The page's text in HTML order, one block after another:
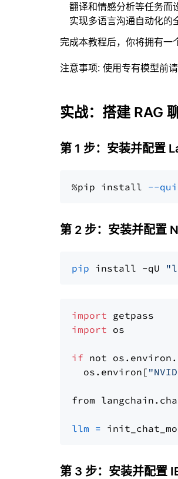
翻译和情感分析等任务而
实现多语言沟通自动化的
完成本教程后，你将拥有一
注意事项: 使用专有模型前
实战：搭建 RAG
第 1 步：安装并配置
%pip install --
第 2 步：安装并配置
pip install -qU
import
import os
if not
  os.environ[
from
llm =
第 3 步：安装并配